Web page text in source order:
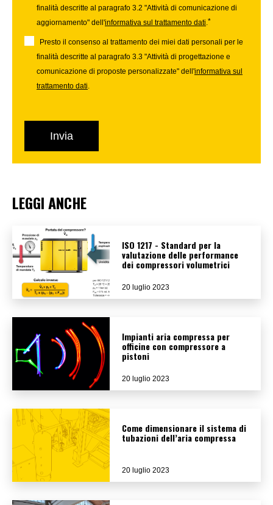
finalità descritte al paragrafo 3.2 "Attività di comunicazione di
aggiornamento" dell'informativa sul trattamento dati.*
Presto il consenso al trattamento dei miei dati personali per le
finalità descritte al paragrafo 3.3 "Attività di progettazione e
comunicazione di proposte personalizzate" dell'informativa sul
trattamento dati.
LEGGI ANCHE
ISO 1217 - Standard per la
valutazione delle performance
dei compressori volumetrici
20 luglio 2023
Impianti aria compressa per
officine con compressore a
pistoni
20 luglio 2023
Come dimensionare il sistema di
tubazioni dell’aria compressa
20 luglio 2023